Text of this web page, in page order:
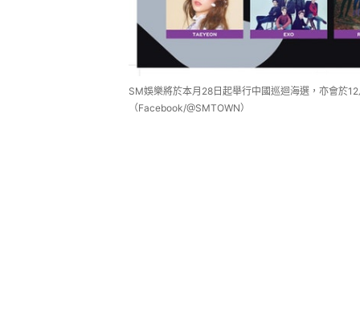
SM娛樂將於本月28日起舉行中國巡迴海選，亦會於
（Facebook/@SMTOWN）